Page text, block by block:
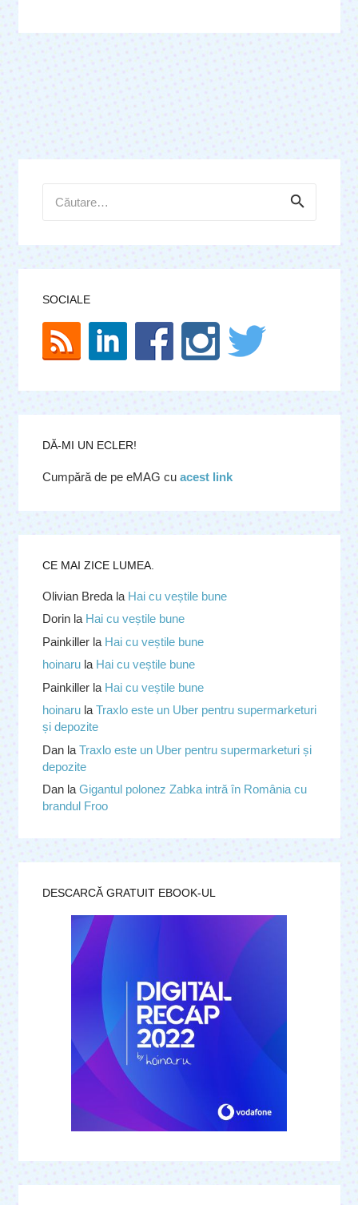
după:
SOCIALE
DĂ-MI UN ECLER!
Cumpără de pe eMAG cu acest link
CE MAI ZICE LUMEA.
Olivian Bredala Hai cu veștile bune
Dorinla Hai cu veștile bune
Painkillerla Hai cu veștile bune
hoinarula Hai cu veștile bune
Painkillerla Hai cu veștile bune
hoinarula Traxlo este un Uber pentru supermarketuri
și depozite
Danla Traxlo este un Uber pentru supermarketuri și
depozite
Danla Gigantul polonez Zabka intră în România cu
brandul Froo
DESCARCĂ GRATUIT EBOOK-UL